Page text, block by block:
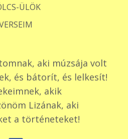
ÜLÖK
aki múzsája volt
és bátorít, és lelkesít!
akik
Lizának, aki
a történeteket!